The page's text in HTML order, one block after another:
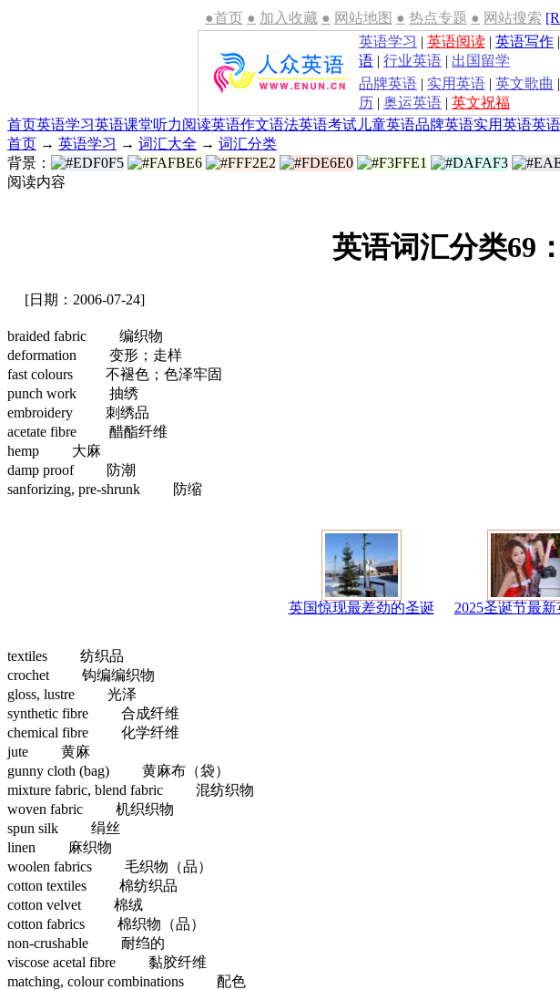
●首页 ● 加入收藏 ● 网站地图 ● 热点专题 ● 网站搜索
英语学习 | 英语阅读 | 英语写作 |
语 | 行业英语 | 出国留学
品牌英语 | 实用英语 | 英文歌曲 |
历 | 奥运英语 | 英文祝福
首页英语学习英语课堂听力阅读英语作文语法英语考试 儿童英语品牌英语实用英语英
首页 → 英语学习 → 词汇大全 → 词汇分类
背景：
阅读内容
英语词汇分类69
[日期：2006-07-24]
braided fabric 编织物
deformation 变形；走样
fast colours 不褪色；色泽牢固
punch work 抽绣
embroidery 刺绣品
acetate fibre 醋酯纤维
hemp 大麻
damp proof 防潮
sanforizing, pre-shrunk 防缩
英国惊现最差劲的圣诞 2025圣诞节最新
textiles 纺织品
crochet 钩编编织物
gloss, lustre 光泽
synthetic fibre 合成纤维
chemical fibre 化学纤维
jute 黄麻
gunny cloth (bag) 黄麻布（袋）
mixture fabric, blend fabric 混纺织物
woven fabric 机织织物
spun silk 绢丝
linen 麻织物
woolen fabrics 毛织物（品）
cotton textiles 棉纺织品
cotton velvet 棉绒
cotton fabrics 棉织物（品）
non-crushable 耐绉的
viscose acetal fibre 黏胶纤维
matching, colour combinations 配色